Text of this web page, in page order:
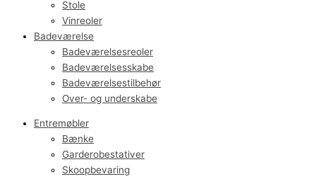
Stole
Vinreoler
Badeværelse
Badeværelsesreoler
Badeværelsesskabe
Badeværelsestilbehør
Over- og underskabe
Entremøbler
Bænke
Garderobestativer
Skoopbevaring